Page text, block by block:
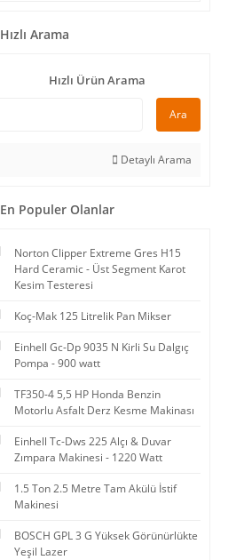
Hızlı Arama
Hızlı Ürün Arama
Ara
Detaylı Arama
En Populer Olanlar
Norton Clipper Extreme Gres H15
Hard Ceramic - Üst Segment Karot
Kesim Testeresi
Koç-Mak 125 Litrelik Pan Mikser
Einhell Gc-Dp 9035 N Kirli Su Dalgıç
Pompa - 900 watt
TF350-4 5,5 HP Honda Benzin
Motorlu Asfalt Derz Kesme Makinası
Einhell Tc-Dws 225 Alçı & Duvar
Zımpara Makinesi - 1220 Watt
1.5 Ton 2.5 Metre Tam Akülü İstif
Makinesi
BOSCH GPL 3 G Yüksek Görünürlükte
Yeşil Lazer